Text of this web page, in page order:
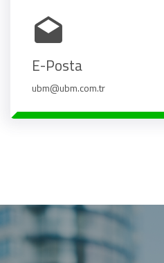
E-Posta
ubm@ubm.com.tr